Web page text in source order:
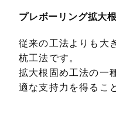
プレボーリング拡大
従来の工法よりも大
杭工法です。
拡大根固め工法の一
適な支持力を得るこ